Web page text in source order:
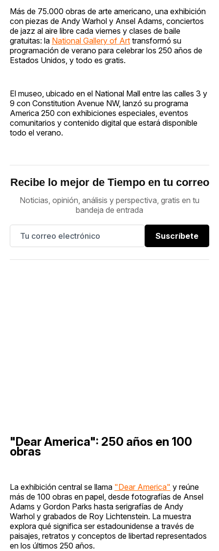
Más de 75.000 obras de arte americano, una exhibición
con piezas de Andy Warhol y Ansel Adams, conciertos
de jazz al aire libre cada viernes y clases de baile
gratuitas: la National Gallery of Art transformó su
programación de verano para celebrar los 250 años de
Estados Unidos, y todo es gratis.
El museo, ubicado en el National Mall entre las calles 3 y
9 con Constitution Avenue NW, lanzó su programa
America 250 con exhibiciones especiales, eventos
comunitarios y contenido digital que estará disponible
todo el verano.
Recibe lo mejor de Tiempo en tu correo
Noticias, opinión, análisis y perspectiva, gratis en tu
bandeja de entrada
Suscríbete
"Dear America": 250 años en 100
obras
La exhibición central se llama "Dear America" y reúne
más de 100 obras en papel, desde fotografías de Ansel
Adams y Gordon Parks hasta serigrafías de Andy
Warhol y grabados de Roy Lichtenstein. La muestra
explora qué significa ser estadounidense a través de
paisajes, retratos y conceptos de libertad representados
en los últimos 250 años.